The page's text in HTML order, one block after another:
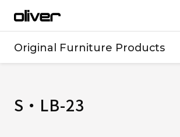
Original Furniture Products
S・LB-23